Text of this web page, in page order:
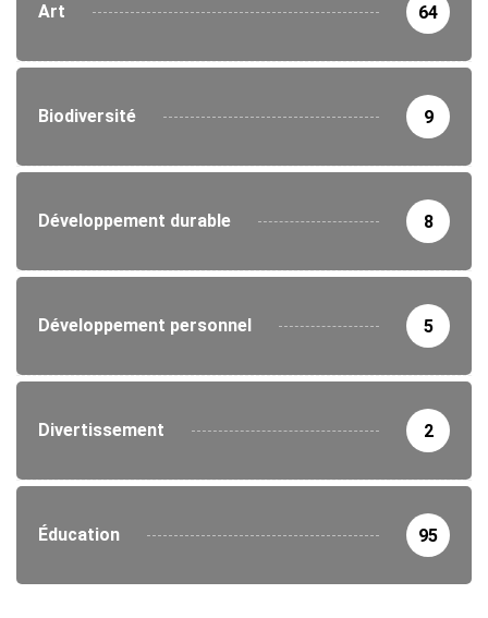
Art 64
Biodiversité 9
Développement durable 8
Développement personnel 5
Divertissement 2
Éducation 95